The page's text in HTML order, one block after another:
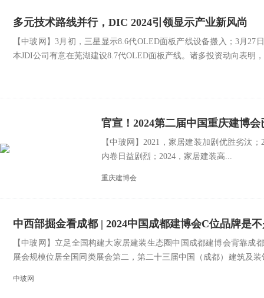
多元技术路线并行，DIC 2024引领显示产业新风尚
【中玻网】3月初，三星显示8.6代OLED面板产线设备搬入；3月
本JDI公司有意在芜湖建设8.7代OLED面板产线。诸多投资动向表明
官宣！2024第二届中国重庆建博
【中玻网】2021，家居建装加剧优胜劣汰
内卷日益剧烈；2024，家居建装高...
重庆建博会
中西部掘金看成都 | 2024中国成都建博会C位品牌是
【中玻网】立足全国构建大家居建装生态圈中国成都建博会背靠
展会规模位居全国同类展会第二，第二十三届中国（成都）建筑及
中玻网